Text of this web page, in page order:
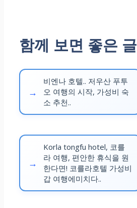
함께 보면 좋은 글
비엔나 호텔.. 저우산 푸투
오 여행의 시작, 가성비 숙
소 추천..
Korla tongfu hotel, 코를
라 여행, 편안한 휴식을 원
한다면! 코를라호텔 가성비
갑 여행에미치다..